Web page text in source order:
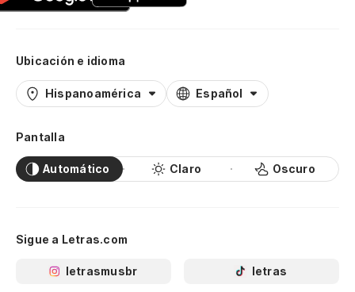
Ubicación e idioma
Hispanoamérica Español
Pantalla
Automático Claro Oscuro
Sigue a Letras.com
letrasmusbr letras